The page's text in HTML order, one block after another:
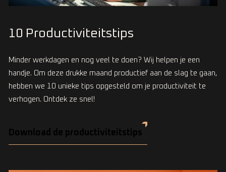
10 Productiviteitstips
Minder werkdagen en nog veel te doen? Wij helpen je een
handje. Om deze drukke maand productief aan de slag te gaan,
hebben we 10 unieke tips opgesteld om je productiviteit te
verhogen. Ontdek ze snel!
Download de productiviteitstips